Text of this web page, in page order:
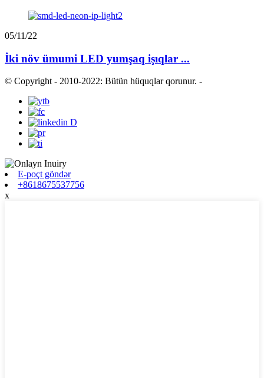
05/11/22
İki növ ümumi LED yumşaq işıqlar ...
© Copyright - 2010-2022: Bütün hüquqlar qorunur. -
E-poçt göndər
+8618675537756
x